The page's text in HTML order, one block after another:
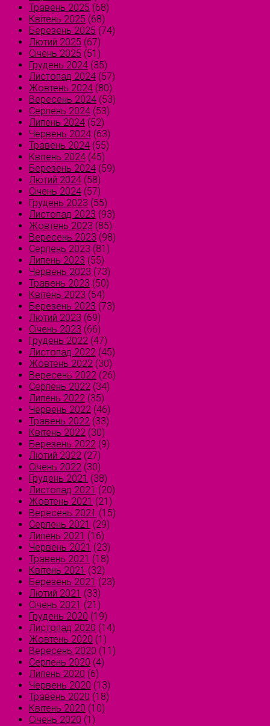
Травень 2025 (68)
Квітень 2025 (68)
Березень 2025 (74)
Лютий 2025 (67)
Січень 2025 (51)
Грудень 2024 (35)
Листопад 2024 (57)
Жовтень 2024 (80)
Вересень 2024 (53)
Серпень 2024 (53)
Липень 2024 (52)
Червень 2024 (63)
Травень 2024 (55)
Квітень 2024 (45)
Березень 2024 (59)
Лютий 2024 (58)
Січень 2024 (57)
Грудень 2023 (55)
Листопад 2023 (93)
Жовтень 2023 (85)
Вересень 2023 (98)
Серпень 2023 (81)
Липень 2023 (55)
Червень 2023 (73)
Травень 2023 (50)
Квітень 2023 (54)
Березень 2023 (73)
Лютий 2023 (69)
Січень 2023 (66)
Грудень 2022 (47)
Листопад 2022 (45)
Жовтень 2022 (30)
Вересень 2022 (26)
Серпень 2022 (34)
Липень 2022 (35)
Червень 2022 (46)
Травень 2022 (33)
Квітень 2022 (30)
Березень 2022 (9)
Лютий 2022 (27)
Січень 2022 (30)
Грудень 2021 (38)
Листопад 2021 (20)
Жовтень 2021 (21)
Вересень 2021 (15)
Серпень 2021 (29)
Липень 2021 (16)
Червень 2021 (23)
Травень 2021 (18)
Квітень 2021 (32)
Березень 2021 (23)
Лютий 2021 (33)
Січень 2021 (21)
Грудень 2020 (19)
Листопад 2020 (14)
Жовтень 2020 (1)
Вересень 2020 (11)
Серпень 2020 (4)
Липень 2020 (6)
Червень 2020 (13)
Травень 2020 (18)
Квітень 2020 (10)
Січень 2020 (1)